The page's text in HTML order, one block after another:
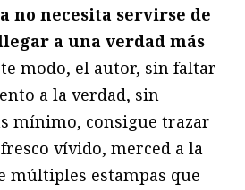
no necesita servirse de
a una verdad más
modo, el autor, sin faltar
a la verdad, sin
mínimo, consigue trazar
vívido, merced a la
múltiples estampas que